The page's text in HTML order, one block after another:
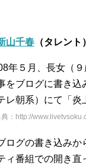
山千春（タレント
年５月、長女（
をブログに書き込
レ朝系）にて「
典：http://
ログの書き込みか
ィ番組での開き直